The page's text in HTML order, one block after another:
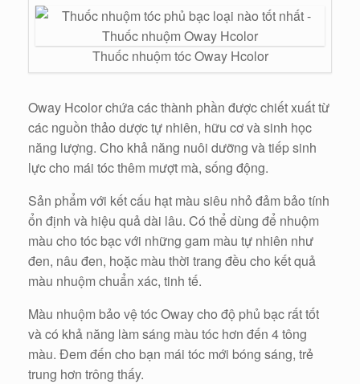
Thuốc nhuộm tóc Oway Hcolor
Oway Hcolor chứa các thành phần được chiết xuất từ
các nguồn thảo dược tự nhiên, hữu cơ và sinh học
năng lượng. Cho khả năng nuôi dưỡng và tiếp sinh
lực cho mái tóc thêm mượt mà, sống động.
Sản phẩm với kết cấu hạt màu siêu nhỏ đảm bảo tính
ổn định và hiệu quả dài lâu. Có thể dùng để nhuộm
màu cho tóc bạc với những gam màu tự nhiên như
đen, nâu đen, hoặc màu thời trang đều cho kết quả
màu nhuộm chuẩn xác, tinh tế.
Màu nhuộm bảo vệ tóc Oway cho độ phủ bạc rất tốt
và có khả năng làm sáng màu tóc hơn đến 4 tông
màu. Đem đến cho bạn mái tóc mới bóng sáng, trẻ
trung hơn trông thấy.